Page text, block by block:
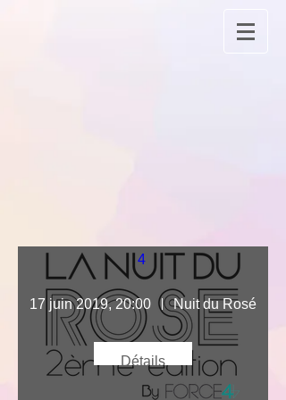
4
17 juin 2019, 20:00 Nuit du Rosé
Détails